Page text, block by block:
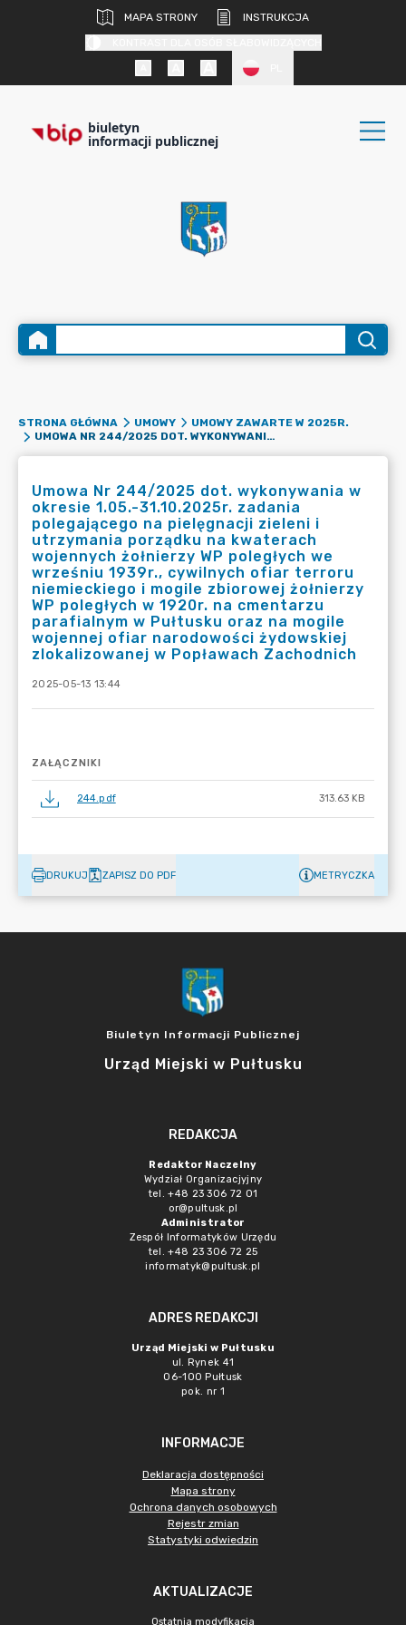
MAPA STRONY
INSTRUKCJA
biuletyn
informacji publicznej
STRONA GŁÓWNA UMOWY
UMOWY ZAWARTE W 2025R.
UMOWA NR 244/2025 DOT. WYKONYWANIA W OKRESIE 1.05.-31.10.2025R. ZADANIA POLEGAJĄCEGO NA PIELĘGNACJI ZIELENI I UTRZYMANIA PORZĄDKU NA KWATERACH WOJENNYCH ŻOŁNIERZY WP POLEGŁYCH WE WRZEŚNIU 1939R., CYWILNYCH OFIAR TERRORU NIEMIECKIEGO I MOGILE ZBIOROWEJ ŻOŁNIERZY WP POLEGŁYCH W 1920R. NA CMENTARZU PARAFIALNYM W PUŁTUSKU ORAZ NA MOGILE WOJENNEJ OFIAR NARODOWOŚCI ŻYDOWSKIEJ ZLOKALIZOWANEJ W POPŁAWACH ZACHODNICH
Umowa Nr 244/2025 dot. wykonywania w
okresie 1.05.-31.10.2025r. zadania
polegającego na pielęgnacji zieleni i
utrzymania porządku na kwaterach
wojennych żołnierzy WP poległych we
wrześniu 1939r., cywilnych ofiar terroru
niemieckiego i mogile zbiorowej żołnierzy
WP poległych w 1920r. na cmentarzu
parafialnym w Pułtusku oraz na mogile
wojennej ofiar narodowości żydowskiej
zlokalizowanej w Popławach Zachodnich
2025-05-13 13:44
ZAŁĄCZNIKI
244.pdf 313.63 KB
DRUKUJ ZAPISZ DO PDF METRYCZKA
Biuletyn Informacji Publicznej
Urząd Miejski w Pułtusku
REDAKCJA
Redaktor Naczelny
Wydział Organizacjyjny
tel. +48 23 306 72 01
or@pultusk.pl
Administrator
Zespół Informatyków Urzędu
tel. +48 23 306 72 25
informatyk@pultusk.pl
ADRES REDAKCJI
Urząd Miejski w Pułtusku
ul. Rynek 41
06-100 Pułtusk
pok. nr 1
INFORMACJE
Deklaracja dostępności
Mapa strony
Ochrona danych osobowych
Rejestr zmian
Statystyki odwiedzin
AKTUALIZACJE
Ostatnia modyfikacja